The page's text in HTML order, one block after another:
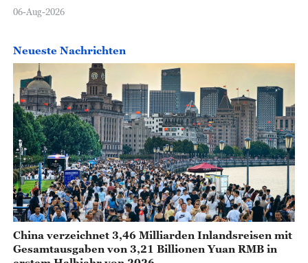
06-Aug-2026
Neueste Nachrichten
China verzeichnet 3,46 Milliarden Inlandsreisen mit
Gesamtausgaben von 3,21 Billionen Yuan RMB in